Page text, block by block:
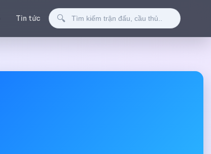
Tin tức Tìm kiếm
🔍